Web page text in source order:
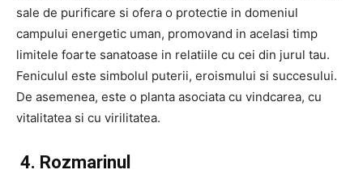
sale de purificare si ofera o protectie in domeniul
campului energetic uman, promovand in acelasi timp
limitele foarte sanatoase in relatiile cu cei din jurul tau.
Feniculul este simbolul puterii, eroismului si succesului.
De asemenea, este o planta asociata cu vindcarea, cu
vitalitatea si cu virilitatea.
4. Rozmarinul